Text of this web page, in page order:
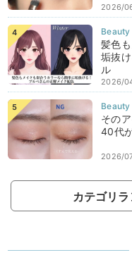
2026/
髪色
垢抜
ル
2026/
その
40代
2026/
カテゴリ